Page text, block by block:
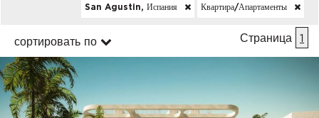
San Agustin, Испания Квартира/апартаменты
сортировать по Страница 1